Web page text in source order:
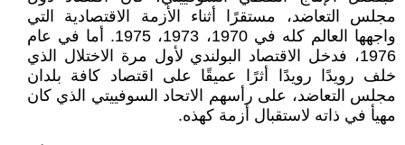
مجلس التعاضد، مستقرًا أثناء الأزمة الاقتصادية التي
واجهها العالم كله في 1970، 1973، 1975. أما في عام
1976، فدخل الاقتصاد البولندي لأول مرة الاختلال الذي
خلف رويدًا رويدًا أثرًا عميقًا على اقتصاد كافة بلدان
مجلس التعاضد، على رأسهم الاتحاد السوفييتي الذي كان
مهيأ في ذاته لاستقبال أزمة كهذه.